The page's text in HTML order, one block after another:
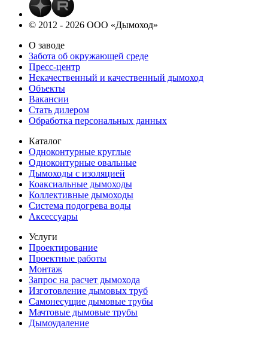
© 2012 - 2026 ООО «Дымоход»
О заводе
Забота об окружающей среде
Пресс-центр
Некачественный и качественный дымоход
Объекты
Вакансии
Стать дилером
Обработка персональных данных
Каталог
Одноконтурные круглые
Одноконтурные овальные
Дымоходы с изоляцией
Коаксиальные дымоходы
Коллективные дымоходы
Система подогрева воды
Аксессуары
Услуги
Проектирование
Проектные работы
Монтаж
Запрос на расчет дымохода
Изготовление дымовых труб
Самонесущие дымовые трубы
Мачтовые дымовые трубы
Дымоудаление